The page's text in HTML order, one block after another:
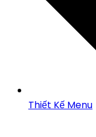
Thiết Kế Menu